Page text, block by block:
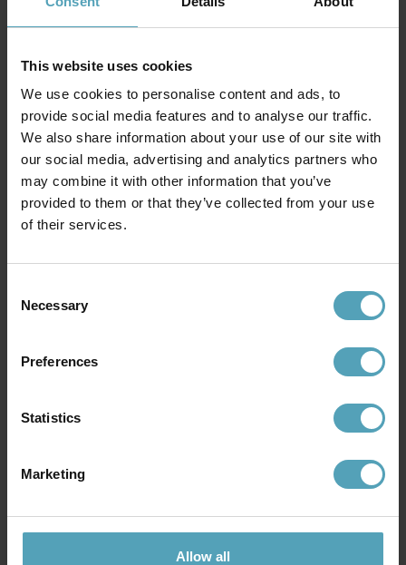
This website uses cookies
We use cookies to personalise content and ads, to
provide social media features and to analyse our traffic.
We also share information about your use of our site with
our social media, advertising and analytics partners who
may combine it with other information that you’ve
provided to them or that they’ve collected from your use
of their services.
Selection
Necessary
Preferences
Statistics
Marketing
Allow all
NORRSKEN DESIGN NORRSKEN DESIGN
NORRSKEN DESIGN